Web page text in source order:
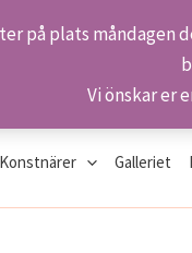
på plats
Vi önskar er
Galleriet